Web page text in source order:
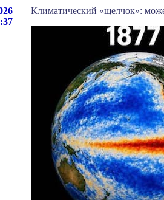
Климатический «щелчок»: